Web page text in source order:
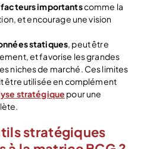
facteurs importantscomme la
et encourage une vision
statiques , peut être
et favorise les grandes
niches de marché. Ces limites
être utilisée en complément
stratégique pour une
stratégiques